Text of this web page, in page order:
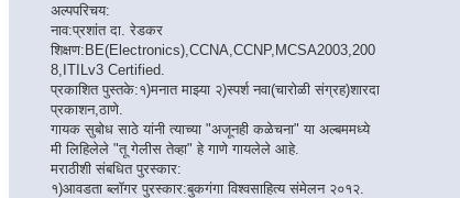
अल्पपरिचय:
नाव:प्रशांत दा. रेडकर
शिक्षण:BE(Electronics),CCNA,CCNP,MCSA2003,200
8,ITILv3 Certified.
प्रकाशित पुस्तके:१)मनात माझ्या २)स्पर्श नवा(चारोळी संग्रह)शारदा
प्रकाशन,ठाणे.
गायक सुबोध साठे यांनी त्याच्या "अजूनही कळेचना" या अल्बममध्ये
मी लिहिलेले "तू गेलीस तेव्हा" हे गाणे गायलेले आहे.
मराठीशी संबधित पुरस्कार:
१)आवडता ब्लॉगर पुरस्कार:बुकगंगा विश्वसाहित्य संमेलन २०१२.